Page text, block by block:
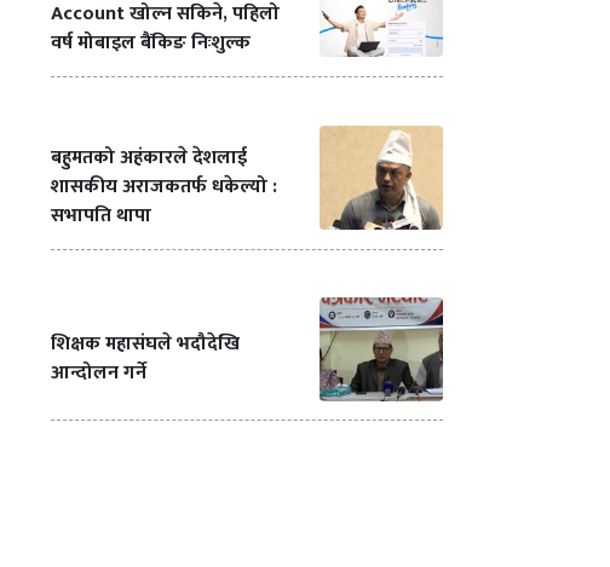
Account खोल्न सकिने, पहिलो
वर्ष मोबाइल बैंकिङ निःशुल्क
बहुमतको अहंकारले देशलाई
शासकीय अराजकतर्फ धकेल्यो :
सभापति थापा
शिक्षक महासंघले भदौदेखि
आन्दोलन गर्ने